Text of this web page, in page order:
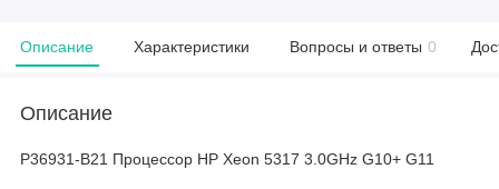
Описание Характеристики Вопросы и ответы 0
Описание
P36931-B21 Процессор HP Xeon 5317 3.0GHz G10+ G11